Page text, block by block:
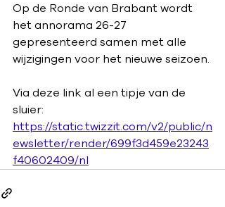
Op de Ronde van Brabant wordt
het annorama 26-27
gepresenteerd samen met alle
wijzigingen voor het nieuwe seizoen.
Via deze link al een tipje van de
sluier:
https://static.twizzit.com/v2/public/n
ewsletter/render/699f3d459e23243
f40602409/nl